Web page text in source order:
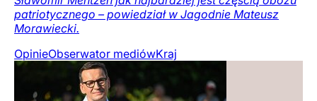
patriotycznego – powiedział w Jagodnie Mateusz
Morawiecki.
OpinieObserwator mediówKraj